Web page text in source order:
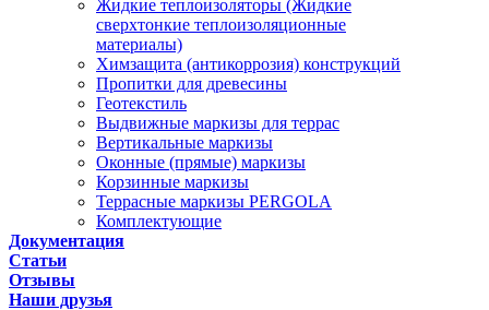
Жидкие теплоизоляторы (Жидкие
сверхтонкие теплоизоляционные
материалы)
Химзащита (антикоррозия) конструкций
Пропитки для древесины
Геотекстиль
Выдвижные маркизы для террас
Вертикальные маркизы
Оконные (прямые) маркизы
Корзинные маркизы
Террасные маркизы PERGOLA
Комплектующие
Документация
Статьи
Отзывы
Наши друзья